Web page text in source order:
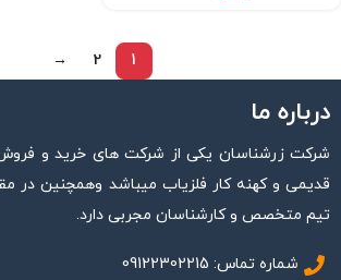
1
2
→
درباره ما
شرکت زرشناسان یکی از شرکت های خرید و فروش
قدیمی و کهنه کار فلزیاب میباشد وهمچنین در
تیم متخصص و کارشناسان مجربی دارد.
شماره تماس: 09122302215